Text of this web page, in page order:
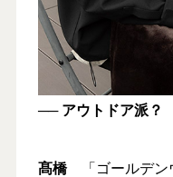
── アウトドア派？
髙橋「ゴールデン